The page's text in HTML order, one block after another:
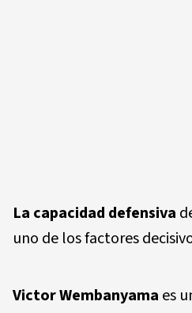
La capacidad defensiva
uno de los factores
Victor Wembanyama es